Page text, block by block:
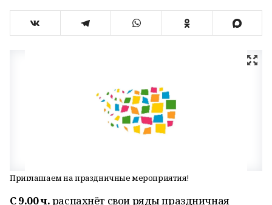
Приглашаем на праздничные мероприятия!
С 9.00 ч.распахнёт свои ряды праздничная